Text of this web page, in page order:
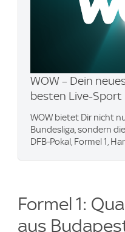
WOW – Dein
besten Live-Sport
WOW bietet Dir nicht
Bundesliga, sondern
DFB-Pokal, Formel 1,
Formel 1:
aus